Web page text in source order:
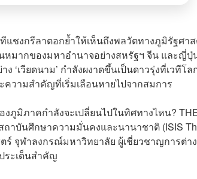
ชงกรีลาตอกย้ำให้เห็นถึงพลวัตทางภูมิรัฐศา
หมากของมหาอำนาจอย่างสหรัฐฯ จีน และญี่
‘เวียดนาม’ กำลังผงาดขึ้นเป็นดาวรุ่งที่เวทีโ
วามสำคัญที่เริ่มเลือนหายไปจากสมการ
ภูมิภาคกำลังจะเปลี่ยนไปในทิศทางไหน?
าบันศึกษาความมั่นคงและนานาชาติ (ISIS
จุฬาลงกรณ์มหาวิทยาลัย ผู้เชี่ยวชาญการต่า
ระเด็นสำคัญ